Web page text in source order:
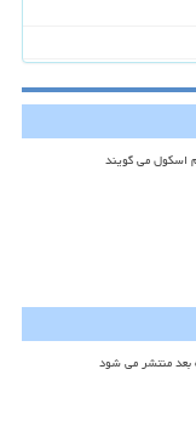
اسکول می گویند
بعد منتشر می شود